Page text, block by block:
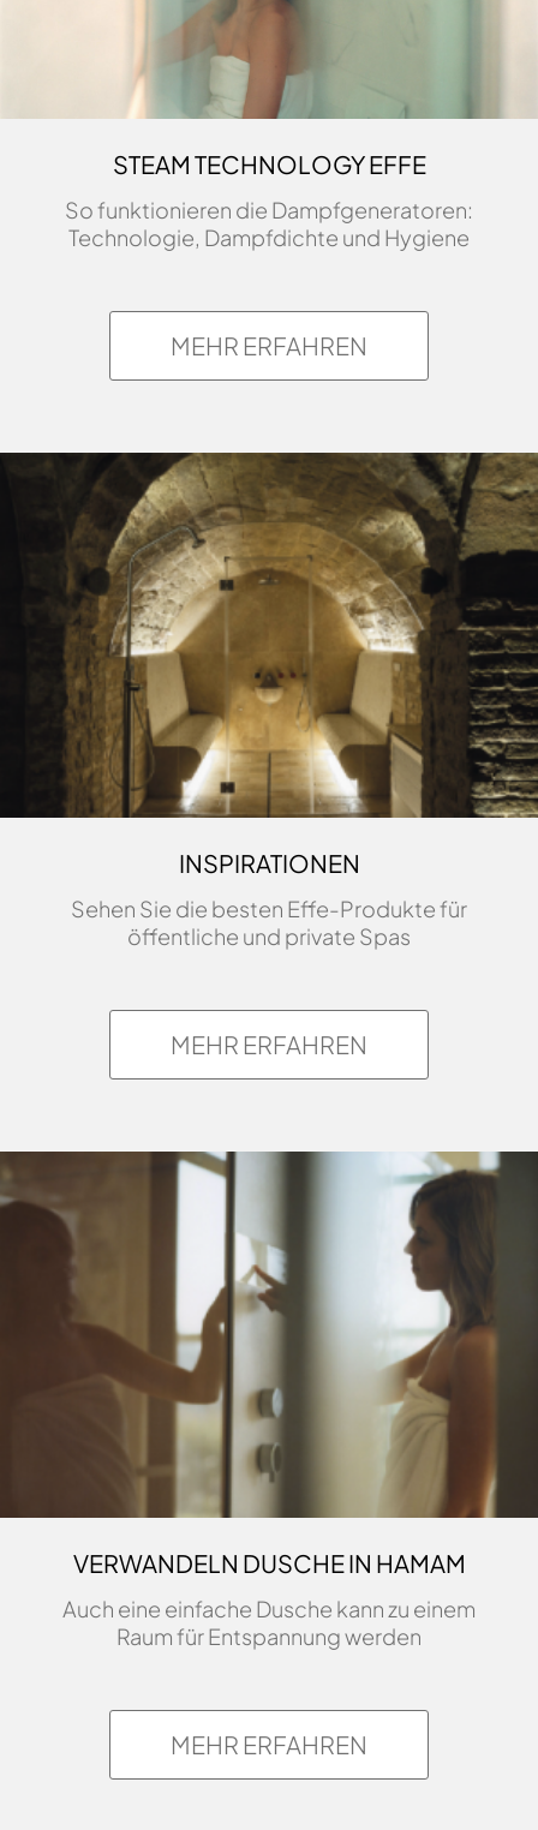
STEAM TECHNOLOGY EFFE
So funktionieren die Dampfgeneratoren:
Technologie, Dampfdichte und Hygiene
MEHR ERFAHREN
INSPIRATIONEN
Sehen Sie die besten Effe-Produkte für
öffentliche und private Spas
MEHR ERFAHREN
VERWANDELN DUSCHE IN HAMAM
Auch eine einfache Dusche kann zu einem
Raum für Entspannung werden
MEHR ERFAHREN